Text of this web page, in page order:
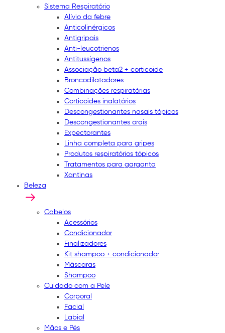
Sistema Respiratório
Alívio da febre
Anticolinérgicos
Antigripais
Anti-leucotrienos
Antitussígenos
Associação beta2 + corticoide
Broncodilatadores
Combinações respiratórias
Corticoides inalatórios
Descongestionantes nasais tópicos
Descongestionantes orais
Expectorantes
Linha completa para gripes
Produtos respiratórios tópicos
Tratamentos para garganta
Xantinas
Beleza
Cabelos
Acessórios
Condicionador
Finalizadores
Kit shampoo + condicionador
Máscaras
Shampoo
Cuidado com a Pele
Corporal
Facial
Labial
Mãos e Pés